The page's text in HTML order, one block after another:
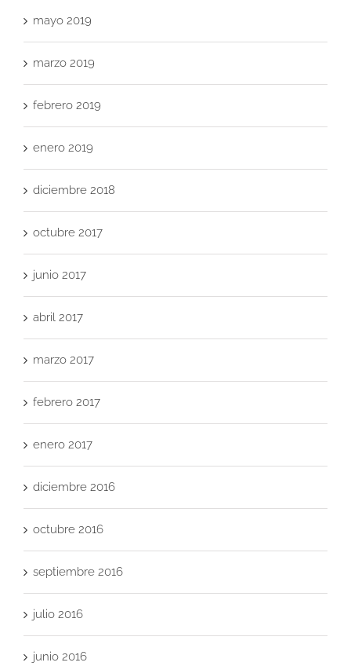
mayo 2019
marzo 2019
febrero 2019
enero 2019
diciembre 2018
octubre 2017
junio 2017
abril 2017
marzo 2017
febrero 2017
enero 2017
diciembre 2016
octubre 2016
septiembre 2016
julio 2016
junio 2016